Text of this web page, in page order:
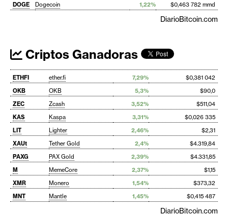
DOGE
Dogecoin 1,22% $0,463 782 mmd
DiarioBitcoin.com
Criptos Ganadoras
ETHFI ether.fi 7,29%
$0,381 042
OKB
OKB 5,3%
$90,0
ZEC
Zcash 3,52%
$511,04
KAS
Kaspa 3,31%
$0,026 335
LIT
Lighter 2,46%
$2,31
XAUt
Tether Gold 2,4%
$4.319,84
PAXG
PAX Gold 2,39%
$4.331,85
M
MemeCore 2,37%
$1,15
XMR
Monero 1,54%
$373,32
MNT
Mantle 1,45% $0,415 487
DiarioBitcoin.com